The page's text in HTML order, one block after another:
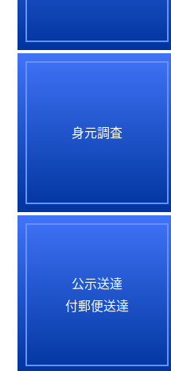
身元調査
公示送達
付郵便送達